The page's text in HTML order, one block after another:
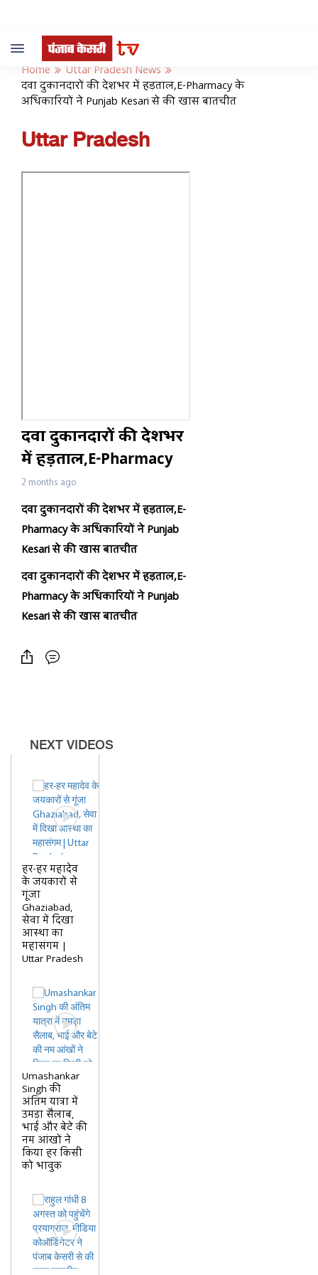
Toggle
navigation
Home
Uttar Pradesh News
दवा दुकानदारों की देशभर में हड़ताल,E-Pharmacy के
अधिकारियों ने Punjab Kesari से की खास बातचीत
Uttar Pradesh
दवा दुकानदारों की देशभर
में हड़ताल,E-Pharmacy
के अधिकारियों ने Punjab
Kesari से की खास
बातचीत
2 months ago
दवा दुकानदारों की देशभर में हड़ताल,E-
Pharmacy के अधिकारियों ने Punjab
Kesari से की खास बातचीत
दवा दुकानदारों की देशभर में हड़ताल,E-
Pharmacy के अधिकारियों ने Punjab
Kesari से की खास बातचीत
NEXT VIDEOS
हर-हर महादेव
के जयकारों से
गूंजा
Ghaziabad,
सेवा में दिखा
आस्था का
महासंगम |
Uttar Pradesh
Umashankar
Singh की
अंतिम यात्रा में
उमड़ा सैलाब,
भाई और बेटे की
नम आंखों ने
किया हर किसी
को भावुक